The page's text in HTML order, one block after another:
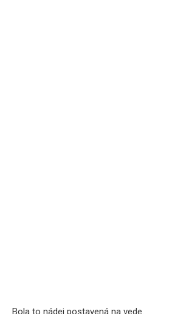
Bola to nádej postavená na vede.